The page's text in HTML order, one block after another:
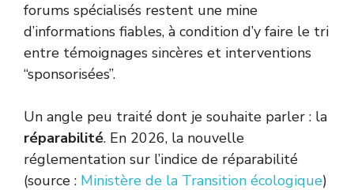
forums spécialisés restent une mine
d’informations fiables, à condition d’y faire le tri
entre témoignages sincères et interventions
“sponsorisées”.
Un angle peu traité dont je souhaite parler : la
réparabilité. En 2026, la nouvelle
réglementation sur l’indice de réparabilité
(source : Ministère de la Transition écologique)